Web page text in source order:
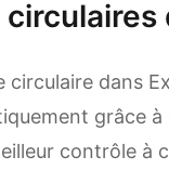
circulaire dans
grâce à
contrôle à